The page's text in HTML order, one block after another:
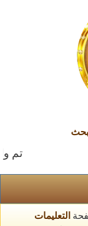
تم
التعليمات